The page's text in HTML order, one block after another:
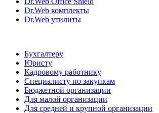
Dr.Web комплекты
Dr.Web утилиты
Бухгалтеру
Юристу
Кадровому работнику
Специалисту по закупкам
Бюджетной организации
Для малой организации
Для средней и крупной организации